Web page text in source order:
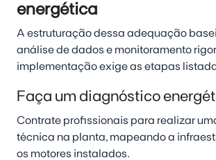
energética
A estruturação dessa adequação
análise de dados e monitoramento
implementação exige as etapas
Faça um diagnóstico
Contrate profissionais para realizar
técnica na planta, mapeando a
os motores instalados.